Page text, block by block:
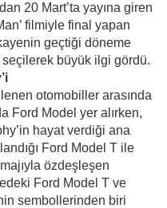
20 Mart’ta yayına giren
filmiyle final yapan
geçtiği döneme
büyük ilgi gördü.
otomobiller arasında
Ford Model yer alırken,
hayat verdiği ana
Ford Model T ile
özdeşleşen
Ford Model T ve
sembollerinden biri